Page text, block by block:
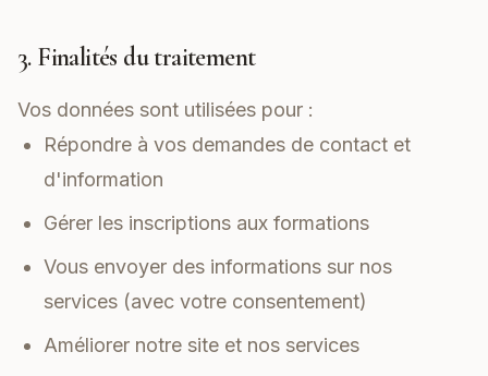
3. Finalités du traitement
Vos données sont utilisées pour :
Répondre à vos demandes de contact et
d'information
Gérer les inscriptions aux formations
Vous envoyer des informations sur nos
services (avec votre consentement)
Améliorer notre site et nos services